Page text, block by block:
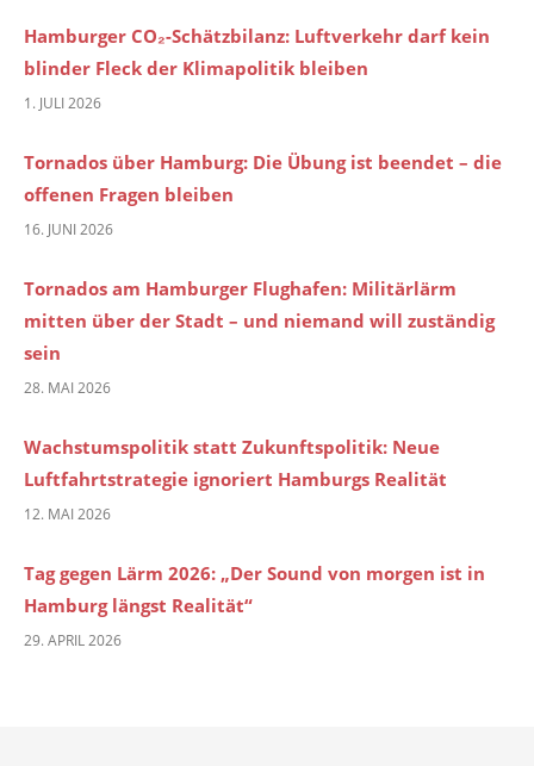
Hamburger CO₂-Schätzbilanz: Luftverkehr darf kein
blinder Fleck der Klimapolitik bleiben
1. JULI 2026
Tornados über Hamburg: Die Übung ist beendet – die
offenen Fragen bleiben
16. JUNI 2026
Tornados am Hamburger Flughafen: Militärlärm
mitten über der Stadt – und niemand will zuständig
sein
28. MAI 2026
Wachstumspolitik statt Zukunftspolitik: Neue
Luftfahrtstrategie ignoriert Hamburgs Realität
12. MAI 2026
Tag gegen Lärm 2026: „Der Sound von morgen ist in
Hamburg längst Realität“
29. APRIL 2026